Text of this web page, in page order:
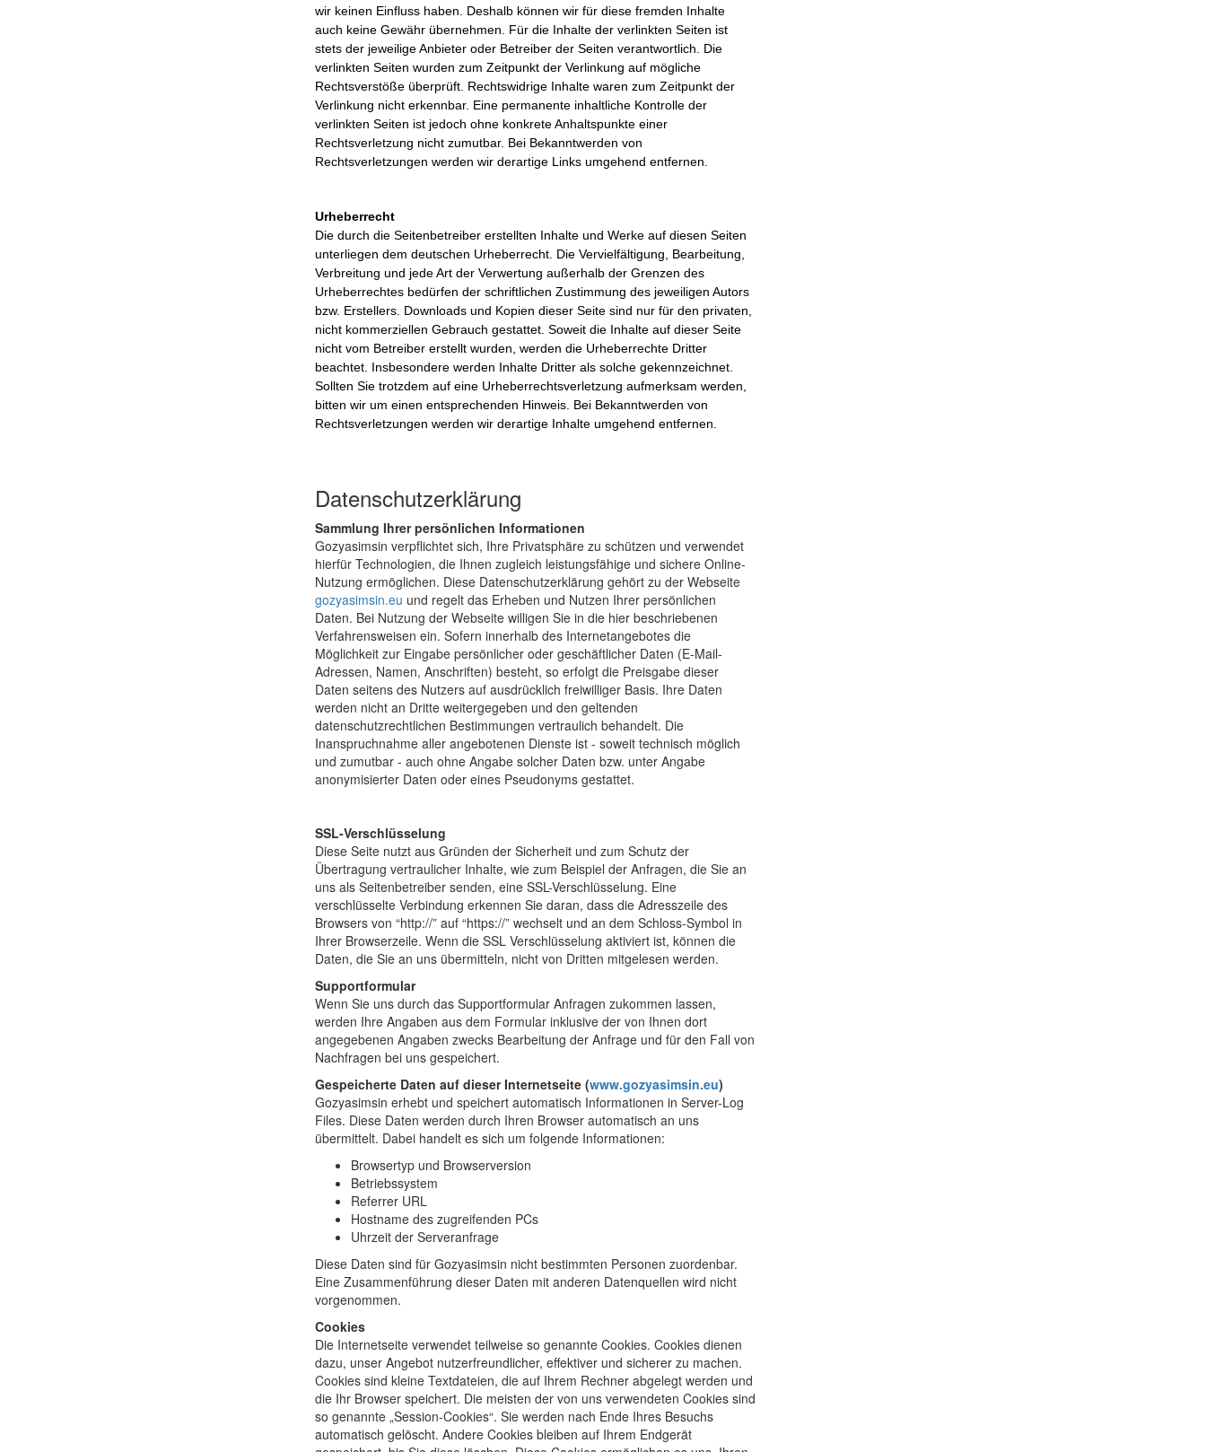
wir keinen Einfluss haben. Deshalb können wir für diese fremden Inhalte
auch keine Gewähr übernehmen. Für die Inhalte der verlinkten Seiten ist
stets der jeweilige Anbieter oder Betreiber der Seiten verantwortlich. Die
verlinkten Seiten wurden zum Zeitpunkt der Verlinkung auf mögliche
Rechtsverstöße überprüft. Rechtswidrige Inhalte waren zum Zeitpunkt der
Verlinkung nicht erkennbar. Eine permanente inhaltliche Kontrolle der
verlinkten Seiten ist jedoch ohne konkrete Anhaltspunkte einer
Rechtsverletzung nicht zumutbar. Bei Bekanntwerden von
Rechtsverletzungen werden wir derartige Links umgehend entfernen.
Urheberrecht
Die durch die Seitenbetreiber erstellten Inhalte und Werke auf diesen Seiten
unterliegen dem deutschen Urheberrecht. Die Vervielfältigung, Bearbeitung,
Verbreitung und jede Art der Verwertung außerhalb der Grenzen des
Urheberrechtes bedürfen der schriftlichen Zustimmung des jeweiligen Autors
bzw. Erstellers. Downloads und Kopien dieser Seite sind nur für den privaten,
nicht kommerziellen Gebrauch gestattet. Soweit die Inhalte auf dieser Seite
nicht vom Betreiber erstellt wurden, werden die Urheberrechte Dritter
beachtet. Insbesondere werden Inhalte Dritter als solche gekennzeichnet.
Sollten Sie trotzdem auf eine Urheberrechtsverletzung aufmerksam werden,
bitten wir um einen entsprechenden Hinweis. Bei Bekanntwerden von
Rechtsverletzungen werden wir derartige Inhalte umgehend entfernen.
Datenschutzerklärung
Sammlung Ihrer persönlichen Informationen
Gozyasimsin verpflichtet sich, Ihre Privatsphäre zu schützen und verwendet
hierfür Technologien, die Ihnen zugleich leistungsfähige und sichere Online-
Nutzung ermöglichen. Diese Datenschutzerklärung gehört zu der Webseite
gozyasimsin.eu und regelt das Erheben und Nutzen Ihrer persönlichen
Daten. Bei Nutzung der Webseite willigen Sie in die hier beschriebenen
Verfahrensweisen ein. Sofern innerhalb des Internetangebotes die
Möglichkeit zur Eingabe persönlicher oder geschäftlicher Daten (E-Mail-
Adressen, Namen, Anschriften) besteht, so erfolgt die Preisgabe dieser
Daten seitens des Nutzers auf ausdrücklich freiwilliger Basis. Ihre Daten
werden nicht an Dritte weitergegeben und den geltenden
datenschutzrechtlichen Bestimmungen vertraulich behandelt. Die
Inanspruchnahme aller angebotenen Dienste ist - soweit technisch möglich
und zumutbar - auch ohne Angabe solcher Daten bzw. unter Angabe
anonymisierter Daten oder eines Pseudonyms gestattet.
SSL-Verschlüsselung
Diese Seite nutzt aus Gründen der Sicherheit und zum Schutz der
Übertragung vertraulicher Inhalte, wie zum Beispiel der Anfragen, die Sie an
uns als Seitenbetreiber senden, eine SSL-Verschlüsselung. Eine
verschlüsselte Verbindung erkennen Sie daran, dass die Adresszeile des
Browsers von “http://” auf “https://” wechselt und an dem Schloss-Symbol in
Ihrer Browserzeile. Wenn die SSL Verschlüsselung aktiviert ist, können die
Daten, die Sie an uns übermitteln, nicht von Dritten mitgelesen werden.
Supportformular
Wenn Sie uns durch das Supportformular Anfragen zukommen lassen,
werden Ihre Angaben aus dem Formular inklusive der von Ihnen dort
angegebenen Angaben zwecks Bearbeitung der Anfrage und für den Fall von
Nachfragen bei uns gespeichert.
Gespeicherte Daten auf dieser Internetseite (www.gozyasimsin.eu)
Gozyasimsin erhebt und speichert automatisch Informationen in Server-Log
Files. Diese Daten werden durch Ihren Browser automatisch an uns
übermittelt. Dabei handelt es sich um folgende Informationen:
Browsertyp und Browserversion
Betriebssystem
Referrer URL
Hostname des zugreifenden PCs
Uhrzeit der Serveranfrage
Diese Daten sind für Gozyasimsin nicht bestimmten Personen zuordenbar.
Eine Zusammenführung dieser Daten mit anderen Datenquellen wird nicht
vorgenommen.
Cookies
Die Internetseite verwendet teilweise so genannte Cookies. Cookies dienen
dazu, unser Angebot nutzerfreundlicher, effektiver und sicherer zu machen.
Cookies sind kleine Textdateien, die auf Ihrem Rechner abgelegt werden und
die Ihr Browser speichert. Die meisten der von uns verwendeten Cookies sind
so genannte „Session-Cookies“. Sie werden nach Ende Ihres Besuchs
automatisch gelöscht. Andere Cookies bleiben auf Ihrem Endgerät